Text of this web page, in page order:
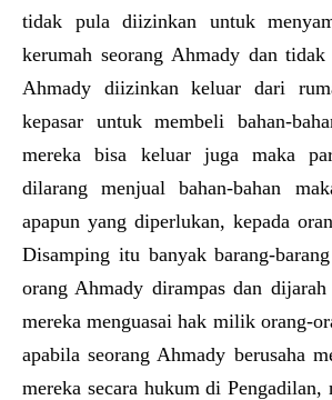
tidak pula diizinkan untuk
kerumah seorang Ahmady dan
Ahmady diizinkan keluar dari
kepasar untuk membeli bahan-
mereka bisa keluar juga maka
dilarang menjual bahan-bahan
apapun yang diperlukan, kepada
Disamping itu banyak barang-
orang Ahmady dirampas dan dijarah
mereka menguasai hak milik orang-
apabila seorang Ahmady berusaha
mereka secara hukum di Pengadilan,